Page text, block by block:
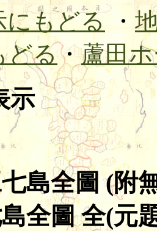
もどる・
どる・蘆田
示
島全圖 (附
全圖 全(元